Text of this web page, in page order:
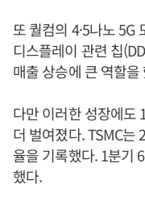
또 퀄컴의 4·5나노 5G
디스플레이 관련 칩
매출 상승에 큰 역할
다만 이러한 성장에도
더 벌여졌다. TSMC는
율을 기록했다. 1분기
했다.